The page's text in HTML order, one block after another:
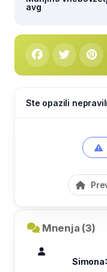
avg
Ste opazili
Mnenja (3)
Simona